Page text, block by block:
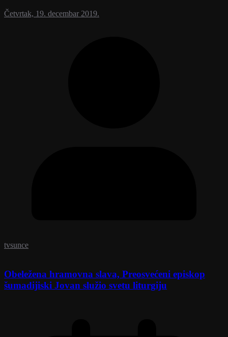
Četvrtak, 19. decembar 2019.
tvsunce
Obeležena hramovna slava, Preosvećeni episkop
šumadijiski Jovan služio svetu liturgiju